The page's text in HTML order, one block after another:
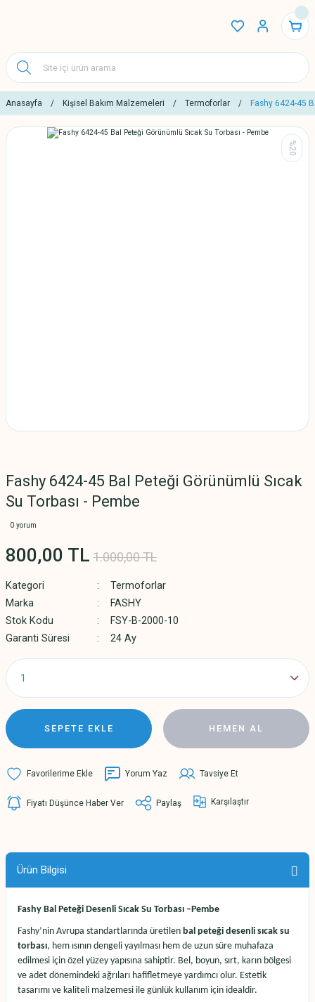
Anasayfa Kişisel Bakım Malzemeleri Termoforlar Fashy 6424-45
%20
Fashy 6424-45 Bal Peteği Görünümlü Sıcak
Su Torbası - Pembe
0 yorum
800,00 TL 1.000,00 TL
Kategori
Termoforlar
Marka
FASHY
Stok Kodu
FSY-B-2000-10
Garanti Süresi
24 Ay
SEPETE EKLE HEMEN AL
Yorum Yaz Tavsiye Et
Fiyatı Düşünce Haber Ver Paylaş Karşılaştır
Ürün Bilgisi
Fashy Bal Peteği Desenli Sıcak Su Torbası –Pembe
Fashy’nin Avrupa standartlarında üretilen bal peteği desenli sıcak su
torbası, hem ısının dengeli yayılması hem de uzun süre muhafaza
edilmesi için özel yüzey yapısına sahiptir. Bel, boyun, sırt, karın bölgesi
ve adet dönemindeki ağrıları hafifletmeye yardımcı olur. Estetik
tasarımı ve kaliteli malzemesi ile günlük kullanım için idealdir.